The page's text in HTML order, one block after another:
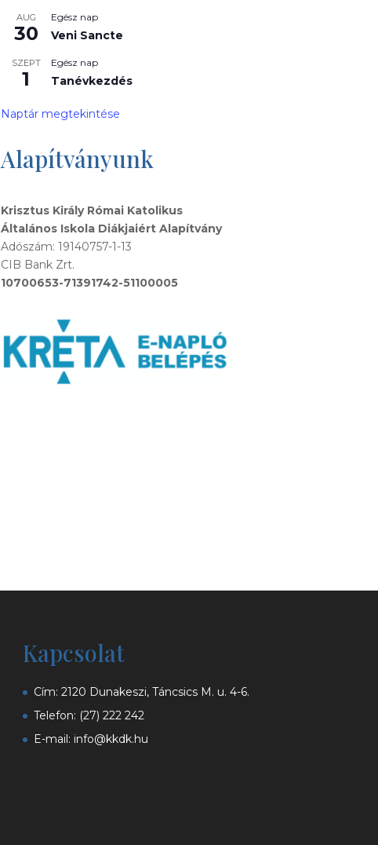
AUG
30
Egész nap
Veni Sancte
SZEPT
1
Egész nap
Tanévkezdés
Naptár megtekintése
Alapítványunk
Krisztus Király Római Katolikus
Általános Iskola Diákjaiért Alapítvány
Adószám: 19140757-1-13
CIB Bank Zrt.
10700653-71391742-51100005
Kapcsolat
Cím: 2120 Dunakeszi, Táncsics M. u. 4-6.
Telefon: (27) 222 242
E-mail: info@kkdk.hu